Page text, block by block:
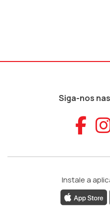
Siga-nos
Instale a